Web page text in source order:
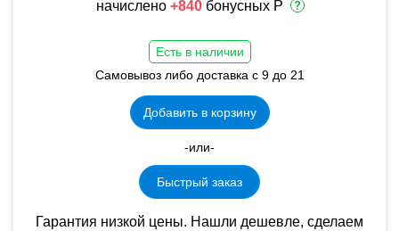
начислено +840 бонусных Р
Есть в наличии
Самовывоз либо доставка с 9 до 21
Добавить в корзину
-или-
Быстрый заказ
Гарантия низкой цены. Нашли дешевле, сделаем